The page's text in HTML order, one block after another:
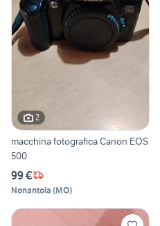
2
macchina fotografica Canon EOS
500
99 €
Nonantola (MO)